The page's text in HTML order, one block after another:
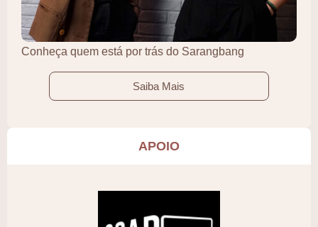
Conheça quem está por trás do Sarangbang
Saiba Mais
APOIO